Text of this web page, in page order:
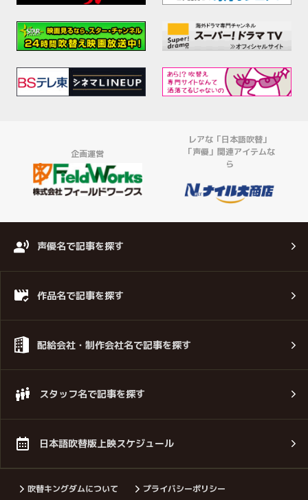
企画運営
レアな「日本語吹替」
「声優」関連アイテムな
ら
声優名で記事を探す
作品名で記事を探す
配給会社・制作会社名で記事を探す
スタッフ名で記事を探す
日本語吹替版上映スケジュール
吹替キングダムについて プライバシーポリシー